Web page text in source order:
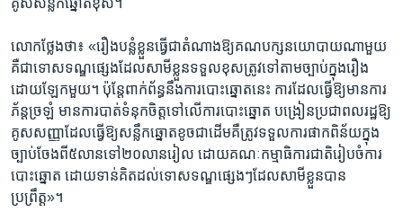
លោក​ថ្លែង​ថា៖ «រឿង​បន្លំ​ខ្លួន​ធ្វើ​ជា​តំណាង​ឱ្យ​គណបក្ស​នយោបាយ​ណា​មួយ
គឺ​ជា​ទោស​ទណ្ឌ​ផ្សេង​ដែល​សាមី​ខ្លួន​ទទួល​ខុស​ត្រូវ​ទៅ​តាម​ច្បាប់​ក្នុង​រឿង​
ដោយ​ឡែក​មួយ។ ប៉ុន្តែ​ពាក់ព័ន្ធ​នឹង​ការ​បោះ​ឆ្នោត​នេះ ការ​ដែល​ធ្វើ​ឱ្យ​មាន​ការ​
ភ័ន្ត​ច្រឡំ មាន​ការ​បាត់​ទំនុក​ចិត្ត​ទៅ​លើ​ការ​បោះ​ឆ្នោត​ បង្រៀន​ប្រជា​ពលរដ្ឋ​ឱ្យ​
គូស​សញ្ញា​ដែល​ធ្វើ​ឱ្យ​សន្លឹក​ឆ្នោត​ខូច​ជា​ដើម​គឺ​ត្រូវ​ទទួល​ការ​ផាក​ពិន័យ​ក្នុង​
ច្បាប់​ចែង​ពី​៥​លាន​ទៅ​២០​លាន​រៀល​ ដោយ​គណៈ​កម្មាធិការ​ជាតិ​រៀប​ចំការ​
បោះឆ្នោត​ ដោយ​ទាន់​គិត​ដល់​ទោស​ទណ្ឌ​ផ្សេងៗ​ដែល​សាមី​ខ្លួន​បាន​
ប្រព្រឹត្ត»។